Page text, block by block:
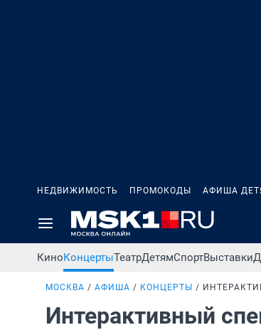
НЕДВИЖИМОСТЬ ПРОМОКОДЫ АФИША
КиноКонцертыТеатрДетямСпортВыставки
МОСКВА АФИША КОНЦЕРТЫ
Интерактивный